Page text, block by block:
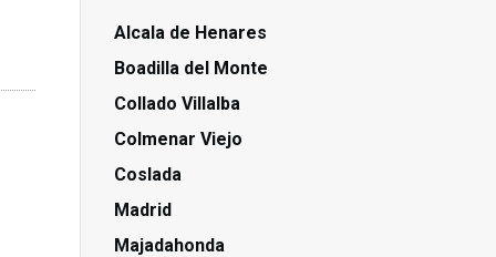
Alcala de Henares
Boadilla del Monte
Collado Villalba
Colmenar Viejo
Coslada
Madrid
Majadahonda